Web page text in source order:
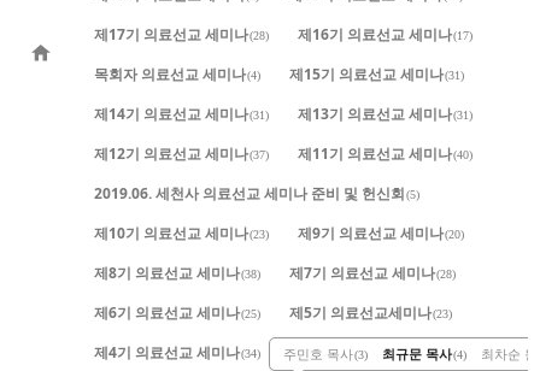
제17기 의료선교 세미나(28) 제16기 의료선교 세미나(17)
목회자 의료선교 세미나(4) 제15기 의료선교 세미나(31)
제14기 의료선교 세미나(31) 제13기 의료선교 세미나(31)
제12기 의료선교 세미나(37) 제11기 의료선교 세미나(40)
2019.06. 세천사 의료선교 세미나 준비 및 헌신회(5)
제10기 의료선교 세미나(23) 제9기 의료선교 세미나(20)
제8기 의료선교 세미나(38) 제7기 의료선교 세미나(28)
제6기 의료선교 세미나(25) 제5기 의료선교세미나(23)
제4기 의료선교 세미나(34) 제3기 의료선교 세미나(33)
주민호 목사(3) 최규문 목사(4) 최차순